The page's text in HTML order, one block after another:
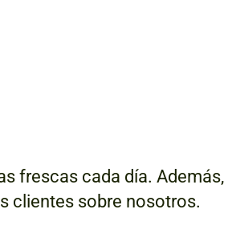
frescas cada día.
clientes sobre nosotros.